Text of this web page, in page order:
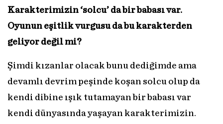
Karakterimizin ‘solcu’ da bir babası var.
Oyunun eşitlik vurgusu da bu karakterden
geliyor değil mi?
Şimdi kızanlar olacak bunu dediğimde ama
devamlı devrim peşinde koşan solcu olup da
kendi dibine ışık tutamayan bir babası var
kendi dünyasında yaşayan karakterimizin.